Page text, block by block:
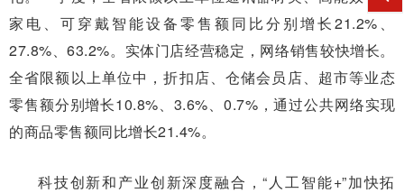
家电、可穿戴智能设备零售额同比分别增长21.2%、
27.8%、63.2%。实体门店经营稳定，网络销售较快增长。
全省限额以上单位中，折扣店、仓储会员店、超市等业态
零售额分别增长10.8%、3.6%、0.7%，通过公共网络实现
的商品零售额同比增长21.4%。
科技创新和产业创新深度融合，“人工智能+”加快拓